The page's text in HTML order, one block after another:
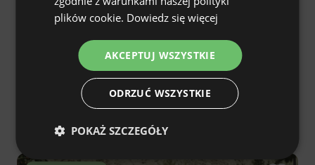
Domy na drzewach - Stara Kuźnia
Pstrągownia
Pstrągowa, podkarpackie, Polska
DUTCH
plików cookie. Dowiedz się więcej
AKCEPTUJ WSZYSTKIE
ODRZUĆ WSZYSTKIE
POKAŻ SZCZEGÓŁY